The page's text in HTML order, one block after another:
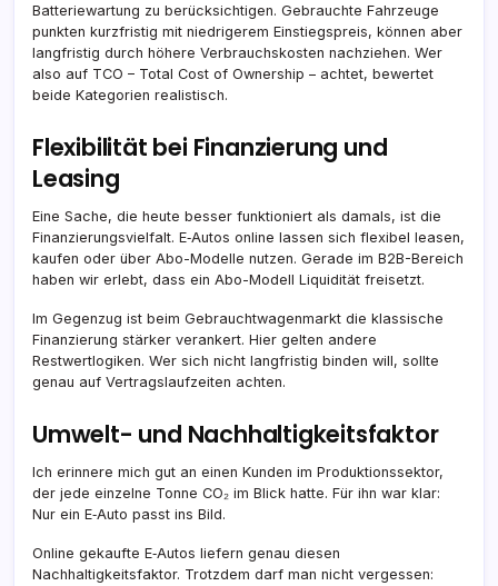
Batteriewartung zu berücksichtigen. Gebrauchte Fahrzeuge
punkten kurzfristig mit niedrigerem Einstiegspreis, können aber
langfristig durch höhere Verbrauchskosten nachziehen. Wer
also auf TCO – Total Cost of Ownership – achtet, bewertet
beide Kategorien realistisch.
Flexibilität bei Finanzierung und
Leasing
Eine Sache, die heute besser funktioniert als damals, ist die
Finanzierungsvielfalt. E‑Autos online lassen sich flexibel leasen,
kaufen oder über Abo-Modelle nutzen. Gerade im B2B-Bereich
haben wir erlebt, dass ein Abo-Modell Liquidität freisetzt.
Im Gegenzug ist beim Gebrauchtwagenmarkt die klassische
Finanzierung stärker verankert. Hier gelten andere
Restwertlogiken. Wer sich nicht langfristig binden will, sollte
genau auf Vertragslaufzeiten achten.
Umwelt- und Nachhaltigkeitsfaktor
Ich erinnere mich gut an einen Kunden im Produktionssektor,
der jede einzelne Tonne CO₂ im Blick hatte. Für ihn war klar:
Nur ein E‑Auto passt ins Bild.
Online gekaufte E‑Autos liefern genau diesen
Nachhaltigkeitsfaktor. Trotzdem darf man nicht vergessen: